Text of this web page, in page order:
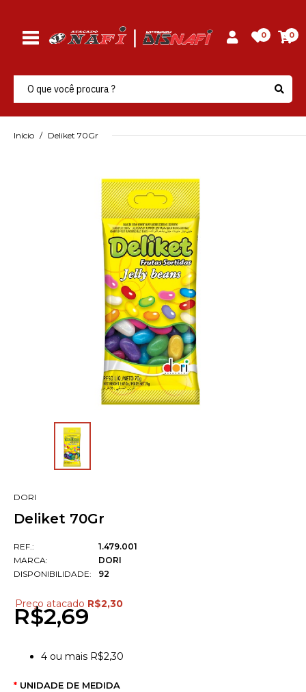
0 0
Início Deliket 70Gr
DORI
Deliket 70Gr
REF.:
MARCA:
DISPONIBILIDADE:
1.479.001
DORI
92
Preço atacado R$2,30
R$2,69
4 ou mais R$2,30
UNIDADE DE MEDIDA